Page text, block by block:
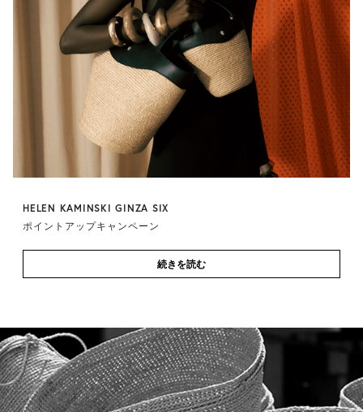
HELEN KAMINSKI GINZA SIX
ポイントアップキャンペーン
続きを読む